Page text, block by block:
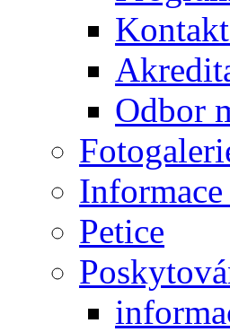
Odbor
Petice